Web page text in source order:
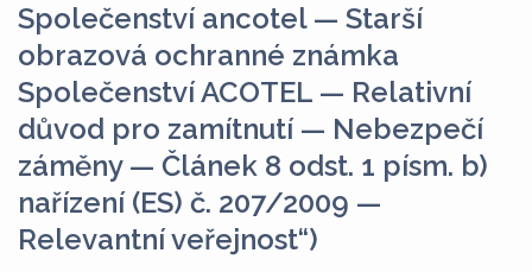
Společenství ancotel — Starší
obrazová ochranné známka
Společenství ACOTEL — Relativní
důvod pro zamítnutí — Nebezpečí
záměny — Článek 8 odst. 1 písm. b)
nařízení (ES) č. 207/2009 —
Relevantní veřejnost“)